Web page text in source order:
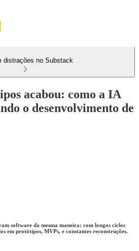
distrações no Substack
acabou: como a IA
o desenvolvimento de
software da mesma maneira: com longos ciclos
em protótipos, MVPs, e constantes reconstruções.